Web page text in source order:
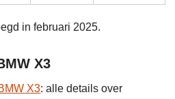
in februari 2025.
X3
X3: alle details over